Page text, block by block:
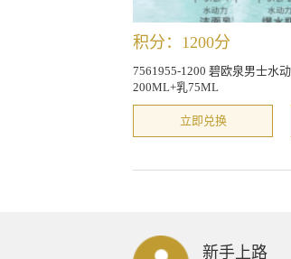
积分：1200分
7561955-1200 碧欧泉男士水
200ML+乳75ML
立即兑换
新手上路